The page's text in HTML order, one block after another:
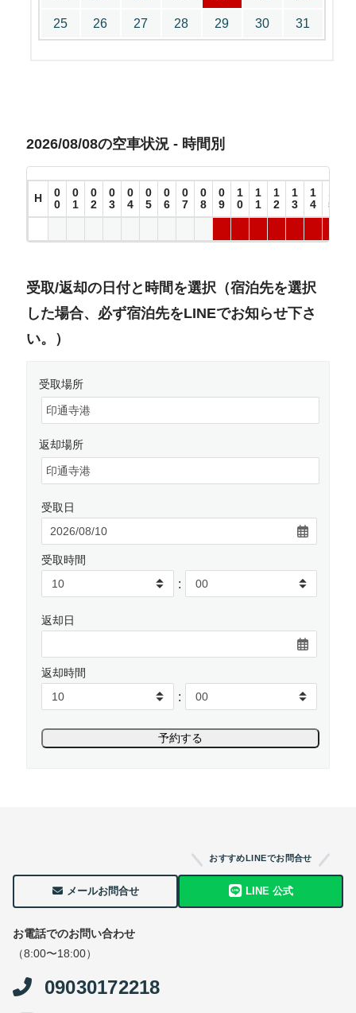
25 26 27 28 29 30 31
2026/08/08の空車状況 - 時間別
H
0
0
0
1
0
2
0
3
0
4
0
5
0
6
0
7
0
8
0
9
1
0
1
1
1
2
1
3
1
4
1
5
受取/返却の日付と時間を選択（宿泊先を選択
した場合、必ず宿泊先をLINEでお知らせ下さ
い。）
受取場所
返却場所
受取日
受取時間
:
返却日
返却時間
:
メールお問合せ
おすすめLINEでお問合せ
LINE 公式
お電話でのお問い合わせ
（8:00〜18:00）
09030172218